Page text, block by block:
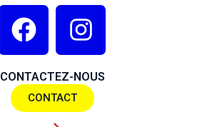
F
a
c
e
b
I
n
s
t
a
CONTACTEZ-NOUS
CONTACT